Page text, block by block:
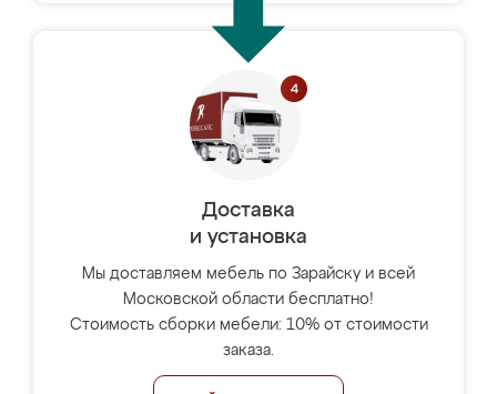
Доставка
и установка
Мы доставляем мебель по Зарайску и всей
Московской области бесплатно!
Стоимость сборки мебели: 10% от стоимости
заказа.